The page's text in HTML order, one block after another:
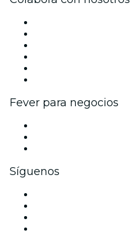
Fever para negocios
Síguenos